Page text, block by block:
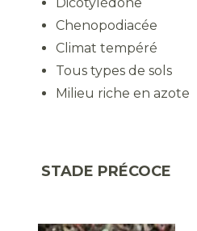
Chenopodiacée
Climat tempéré
Tous types de sols
Milieu riche en azote
STADE PRÉCOCE